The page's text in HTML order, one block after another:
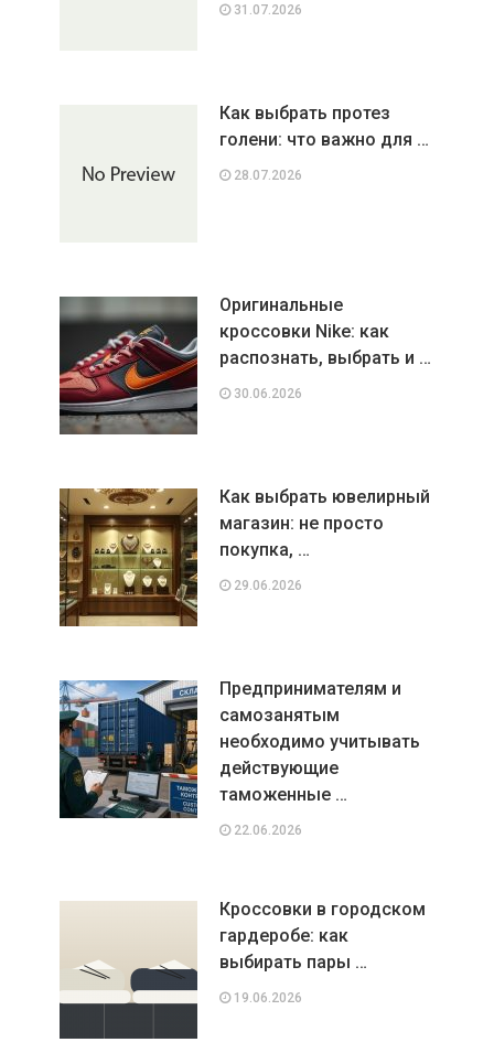
31.07.2026
Как выбрать протез
голени: что важно для …
28.07.2026
Оригинальные
кроссовки Nike: как
распознать, выбрать и …
30.06.2026
Как выбрать ювелирный
магазин: не просто
покупка, …
29.06.2026
Предпринимателям и
самозанятым
необходимо учитывать
действующие
таможенные …
22.06.2026
Кроссовки в городском
гардеробе: как
выбирать пары …
19.06.2026